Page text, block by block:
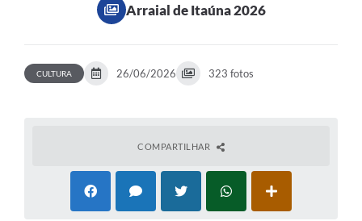
Arraial de Itaúna 2026
CULTURA 26/06/2026 323 fotos
COMPARTILHAR